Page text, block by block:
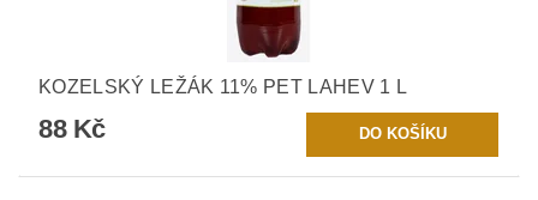
KOZELSKÝ LEŽÁK 11% PET LAHEV 1 L
88 Kč